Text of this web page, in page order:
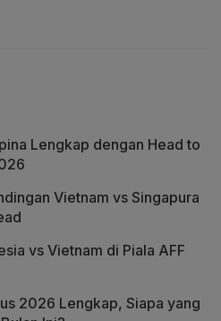
Lengkap dengan Head to
Vietnam vs Singapura
vs Vietnam di Piala AFF
2026 Lengkap, Siapa yang